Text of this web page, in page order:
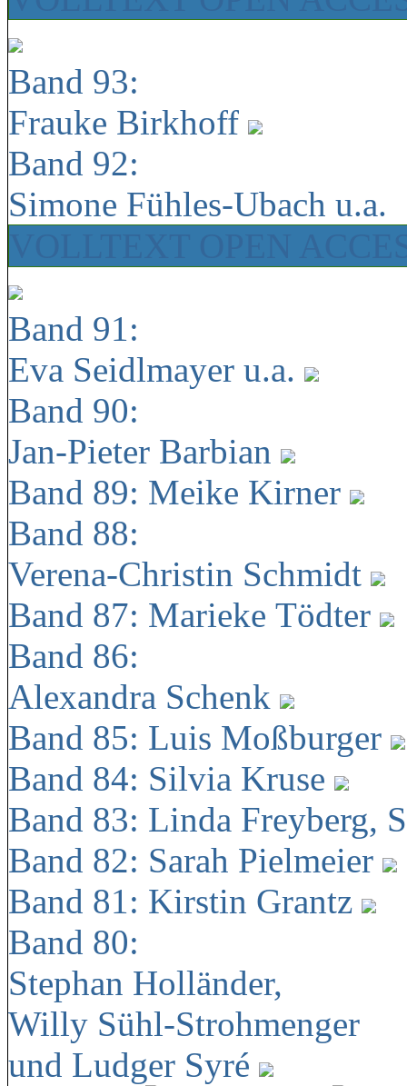
Band 93:
Frauke Birkhoff
Band 92:
Simone Fühles-Ubach u.a.
Band 91:
Eva Seidlmayer u.a.
Band 90:
Jan-Pieter Barbian
Band 89: Meike Kirner
Band 88:
Verena-Christin Schmidt
Band 87: Marieke Tödter
Band 86:
Alexandra Schenk
Band 85: Luis Moßburger
Band 84: Silvia Kruse
Band 83: Linda Freyberg,
Band 82: Sarah Pielmeier
Band 81: Kirstin Grantz
Band 80:
Stephan Holländer,
Willy Sühl-Strohmenger
und Ludger Syré